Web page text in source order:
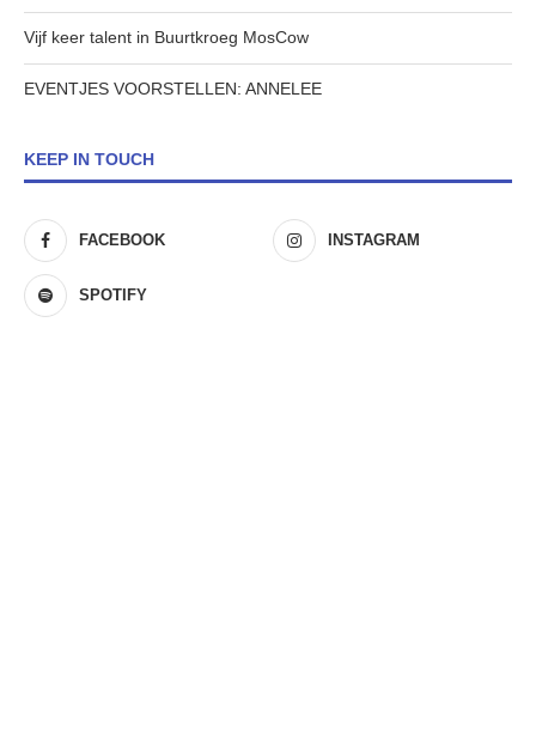
Vijf keer talent in Buurtkroeg MosCow
EVENTJES VOORSTELLEN: ANNELEE
KEEP IN TOUCH
FACEBOOK INSTAGRAM
SPOTIFY